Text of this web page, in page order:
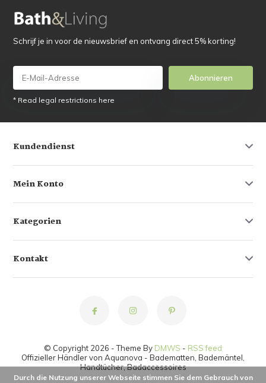
Schrijf je in voor de nieuwsbrief en ontvang direct 5% korting!
Abonnieren
* Read legal restrictions here
Kundendienst
Mein Konto
Kategorien
Kontakt
© Copyright 2026 - Theme By DMWS - RSS feed
Offizieller Händler von Aquanova - Badematten, Bademäntel,
Handtücher, Badaccessoires
Durch die Nutzung unserer Webseite stimmen Sie dem Gebrauch von